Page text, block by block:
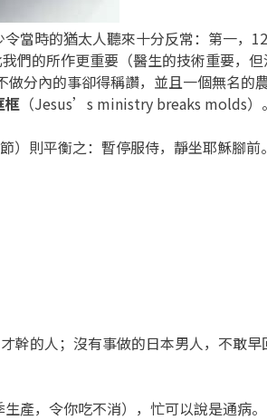
當時的猶太人聽來十分反常：第一，
的所作更重要（醫生的技術重要，
分內的事卻得稱讚，並且一個無名
框 （Jesus’s ministry breaks molds）。
）則平衡之：暫停服侍，靜坐耶穌腳
的人；沒有事做的日本男人，不敢
產，令你吃不消），忙可以說是通病。